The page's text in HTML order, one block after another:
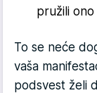
pružili
To se neće
vaša
podsvest želi